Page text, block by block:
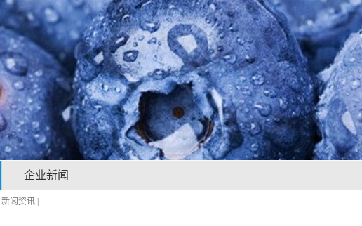
企业新闻
新闻资讯